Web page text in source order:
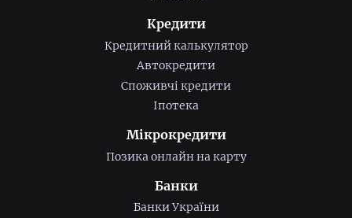
Кредити
Кредитний калькулятор
Автокредити
Споживчі кредити
Іпотека
Мікрокредити
Позика онлайн на карту
Банки
Банки України